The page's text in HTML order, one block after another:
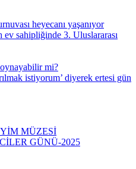
heyecanı yaşanıyor
sahipliğinde 3. Uluslararası
mi?
istiyorum’ diyerek ertesi gün
MÜZESİ
GÜNÜ-2025